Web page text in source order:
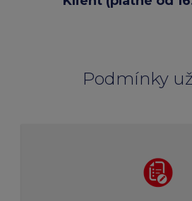
Podmínky